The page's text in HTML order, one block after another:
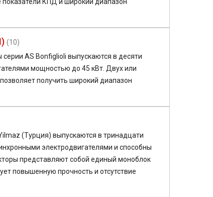
показатели КПД и широкий диапазон
(10)
AS Bonfiglioli выпускаются в десяти
мощностью до 45 кВт. Двух или
получить широкий диапазон
(Турция) выпускаются в тринадцати
электродвигателями и способны
представляют собой единый моноблок
повышенную прочность и отсутствие